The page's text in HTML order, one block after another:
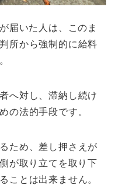
届いた人は、このま
所から強制的に給料
へ対し、滞納し続け
の法的手段です。
ため、差し押さえが
が取り立てを取り下
ことは出来ません。